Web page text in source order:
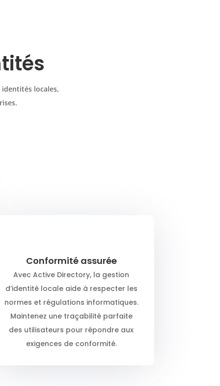
identités locales,
Conformité assurée
Avec Active Directory, la gestion
d’identité locale aide à respecter les
normes et régulations informatiques.
Maintenez une traçabilité parfaite
des utilisateurs pour répondre aux
exigences de conformité.